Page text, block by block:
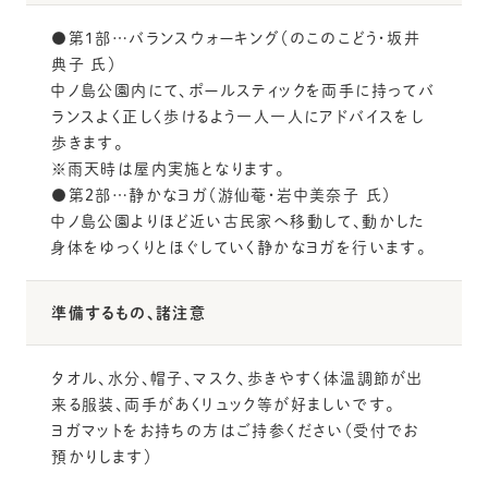
●第1部…バランスウォーキング（のこのこどう・坂井
典子 氏）
中ノ島公園内にて、ポールスティックを両手に持ってバ
ランスよく正しく歩けるよう一人一人にアドバイスをし
歩きます。
※雨天時は屋内実施となります。
●第２部…静かなヨガ（游仙菴・岩中美奈子 氏）
中ノ島公園よりほど近い古民家へ移動して、動かした
身体をゆっくりとほぐしていく静かなヨガを行います。
準備するもの、諸注意
タオル、水分、帽子、マスク、歩きやすく体温調節が出
来る服装、両手があくリュック等が好ましいです。
ヨガマットをお持ちの方はご持参ください（受付でお
預かりします）